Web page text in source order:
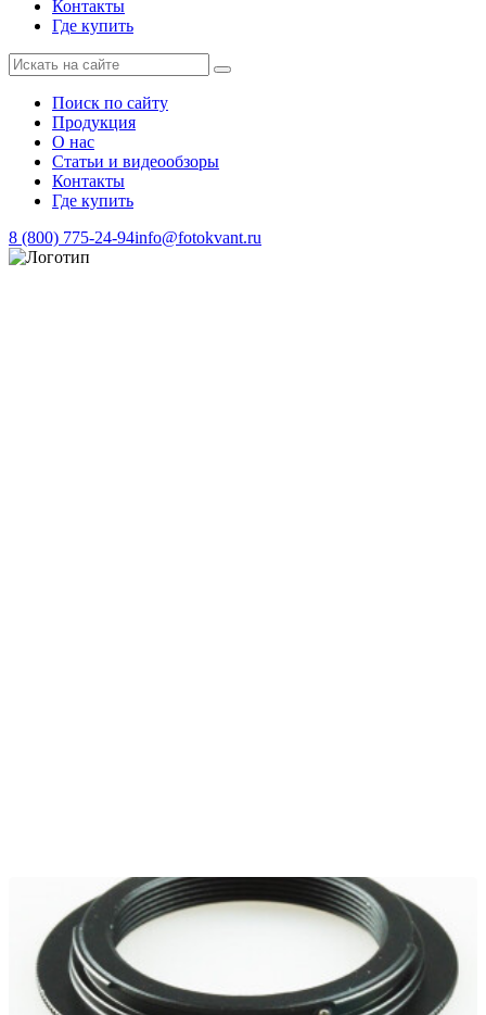
Контакты
Где купить
Поиск по сайту
Продукция
О нас
Статьи и видеообзоры
Контакты
Где купить
8 (800) 775-24-94info@fotokvant.ru